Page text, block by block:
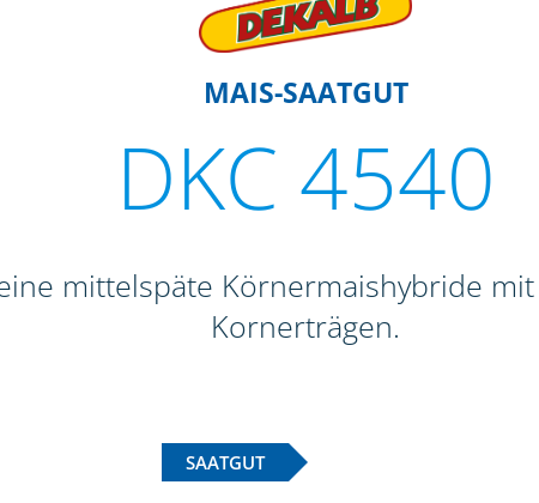
MAIS-SAATGUT
DKC 4540
mittelspäte Körnermaishybride
Kornerträgen.
SAATGUT